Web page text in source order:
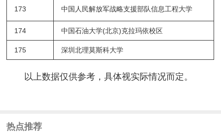
173 中国人民解放军战略支援部队信息工程大学
174 中国石油大学(北京)克拉玛依校区
175 深圳北理莫斯科大学
以上数据仅供参考，具体视实际情况而定。
热点推荐